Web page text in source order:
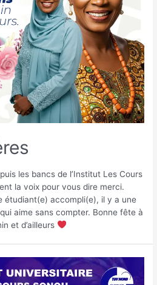
les bancs de l’Institut Les Cours
la voix pour vous dire merci.
étudiant(e) accompli(e), il y a une
aime sans compter. Bonne fête à
et d’ailleurs